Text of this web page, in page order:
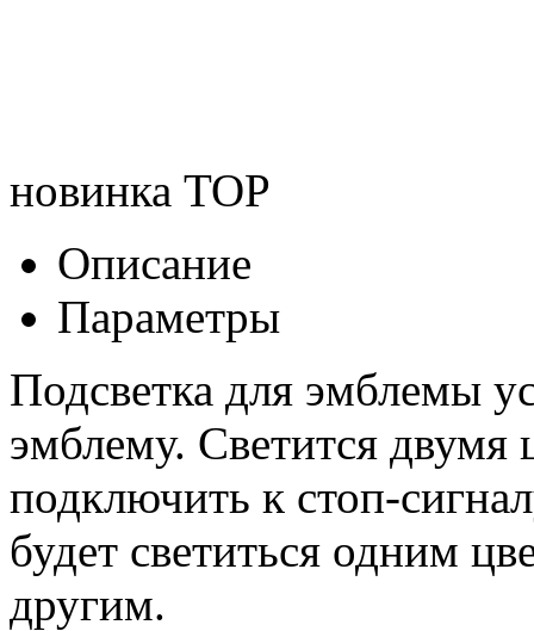
новинка TOP
Описание
Параметры
Подсветка для эмблемы
эмблему. Светится
подключить к стоп-
будет светиться одним
другим.